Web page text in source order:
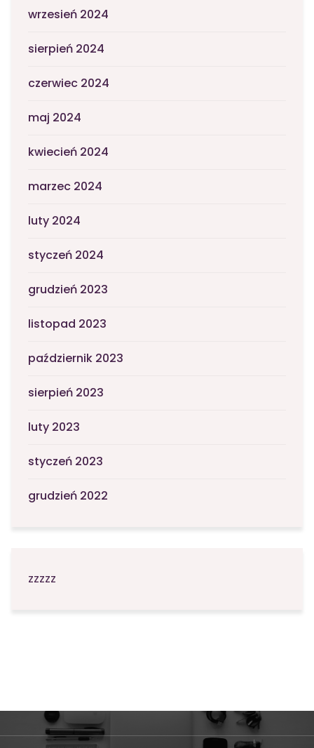
wrzesień 2024
sierpień 2024
czerwiec 2024
maj 2024
kwiecień 2024
marzec 2024
luty 2024
styczeń 2024
grudzień 2023
listopad 2023
październik 2023
sierpień 2023
luty 2023
styczeń 2023
grudzień 2022
zzzzz